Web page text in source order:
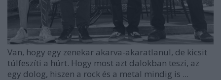
Van, hogy egy zenekar akarva-akaratlanul, de kicsit
túlfeszíti a húrt. Hogy most azt dalokban teszi, az
egy dolog, hiszen a rock és a metal mindig is ...